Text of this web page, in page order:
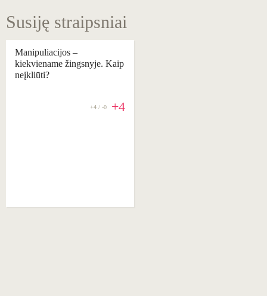
Susiję straipsniai
Manipuliacijos –
kiekviename žingsnyje. Kaip
neįkliūti?
+4 / -0 +4